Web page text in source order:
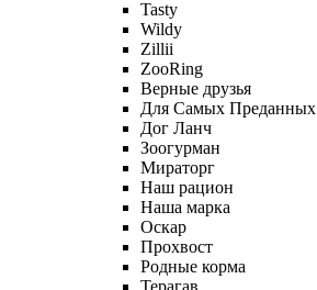
Tasty
Wildy
Zillii
ZooRing
Верные друзья
Для Самых Преданных
Дог Ланч
Зоогурман
Мираторг
Наш рацион
Наша марка
Оскар
Прохвост
Родные корма
Терагав